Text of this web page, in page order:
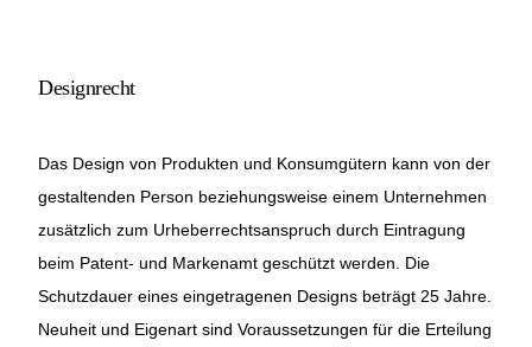
Designrecht
Das Design von Produkten und Konsumgütern kann von der
gestaltenden Person beziehungsweise einem Unternehmen
zusätzlich zum Urheberrechtsanspruch durch Eintragung
beim Patent- und Markenamt geschützt werden. Die
Schutzdauer eines eingetragenen Designs beträgt 25 Jahre.
Neuheit und Eigenart sind Voraussetzungen für die Erteilung